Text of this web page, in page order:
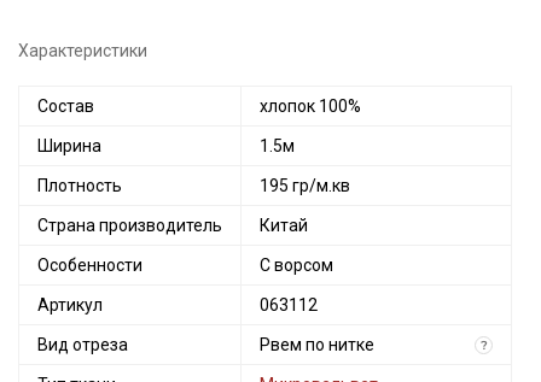
Характеристики
Состав хлопок 100%
Ширина 1.5м
Плотность 195 гр/м.кв
Страна производитель Китай
Особенности С ворсом
Артикул 063112
Вид отреза Рвем по нитке ?